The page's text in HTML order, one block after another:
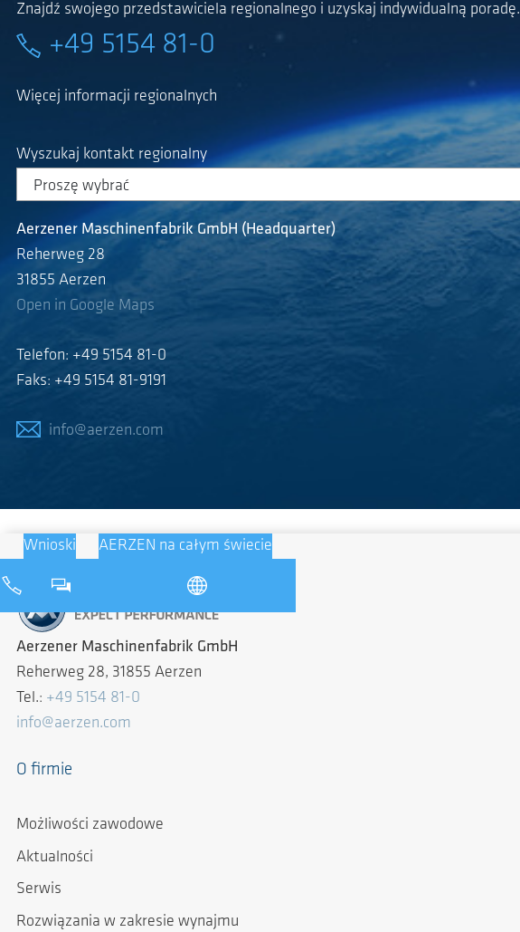
Znajdź swojego przedstawiciela regionalnego i uzyskaj indywidualną poradę.
+49 5154 81-0
Więcej informacji regionalnych
Wyszukaj kontakt regionalny
Aerzener Maschinenfabrik GmbH (Headquarter)
Reherweg 28
31855 Aerzen
Open in Google Maps
Telefon: +49 5154 81-0
Faks: +49 5154 81-9191
info@aerzen.com
Wnioski AERZEN na całym świecie
Aerzener Maschinenfabrik GmbH
Reherweg 28, 31855 Aerzen
Tel.: +49 5154 81-0
info@aerzen.com
O firmie
Możliwości zawodowe
Aktualności
Serwis
Rozwiązania w zakresie wynajmu